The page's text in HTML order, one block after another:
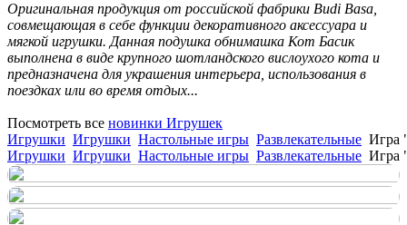
Оригинальная продукция от российской фабрики Budi Basa,
совмещающая в себе функции декоративного аксессуара и
мягкой игрушки. Данная подушка обнимашка Кот Басик
выполнена в виде крупного шотландского вислоухого кота и
предназначена для украшения интерьера, использования в
поездках или во время отдых...
Посмотреть все новинки Игрушек
Игрушки Игрушки Настольные игры Развлекательные Игра
Игрушки Игрушки Настольные игры Развлекательные Игра